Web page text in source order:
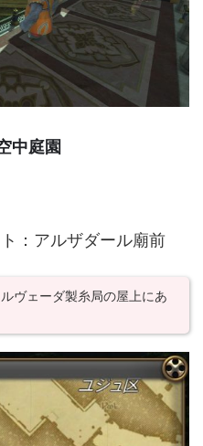
中庭園
：アルザダール廟前
ヴェーダ製糸局の屋上にあ